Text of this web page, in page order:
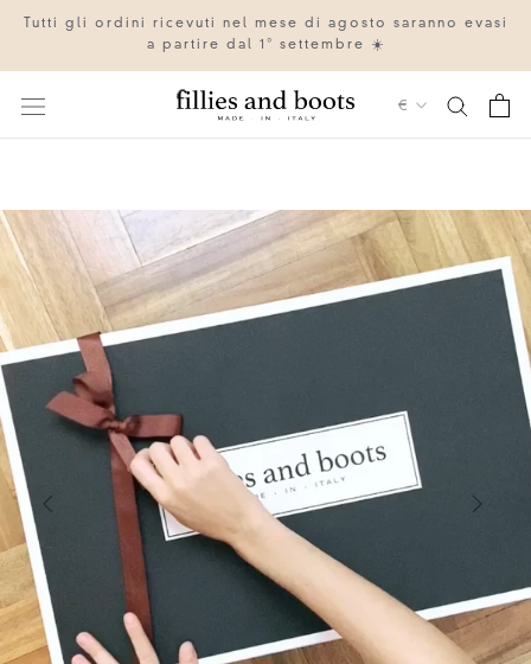
contenuto
Tutti gli ordini ricevuti nel mese di agosto saranno evasi
a partire dal 1° settembre ☀️
Valuta
€